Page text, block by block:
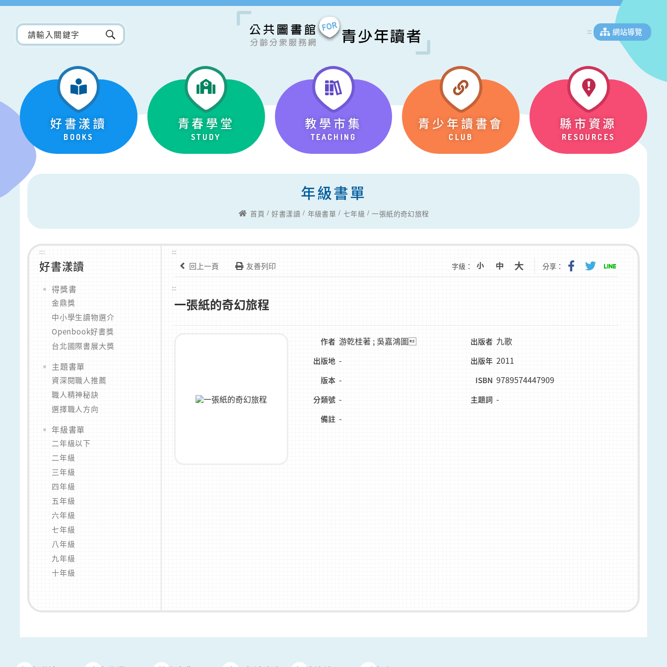
::: 網站導覽
好書漾讀
BOOKS
青春學堂
STUDY
教學市集
TEACHING
青少年讀書會
CLUB
縣市資源
RESOURCES
年級書單
首頁 好書漾讀 年級書單 七年級 一張紙的奇幻旅程
:::
好書漾讀
得獎書
金鼎獎
中小學生讀物選介
Openbook好書獎
台北國際書展大獎
主題書單
資深閱職人推薦
職人精神秘訣
選擇職人方向
年級書單
二年級以下
二年級
三年級
四年級
五年級
六年級
七年級
八年級
九年級
十年級
:::
回上一頁 友善列印 字級： 分享：
:::
一張紙的奇幻旅程
作者 游乾桂著 ; 吳嘉鴻圖 出版者 九歌
出版地 - 出版年 2011
版本 - ISBN 9789574447909
分類號 - 主題詞 -
備註 -